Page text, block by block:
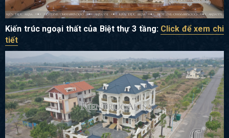
Kiến trúc ngoại thất của Biệt thự 3 tầng: Click để xem chi
tiết